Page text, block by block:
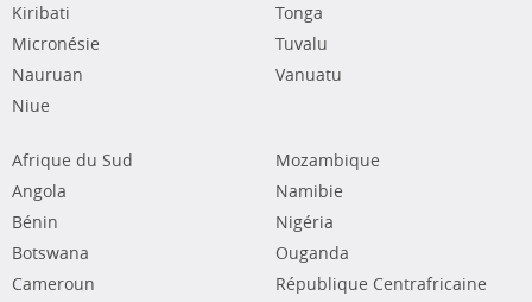
Kiribati
Micronésie
Nauruan
Niue
Tonga
Tuvalu
Vanuatu
Afrique du Sud
Angola
Bénin
Botswana
Cameroun
Mozambique
Namibie
Nigéria
Ouganda
République Centrafricaine